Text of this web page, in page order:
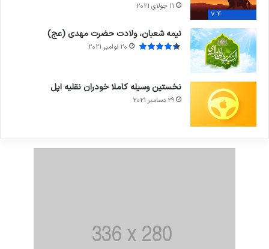
7.4
11 جولای 2021
نیمه شعبان، ولادت حضرت مهدی (عج)
20 نوامبر 2021
نخستین وسیله کاملا خودران نقلیه اپل
29 دسامبر 2021